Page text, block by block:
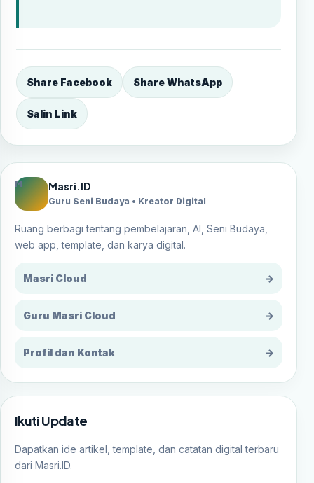
Share Facebook Share WhatsApp
Salin Link
M Masri.ID
Guru Seni Budaya • Kreator Digital
Ruang berbagi tentang pembelajaran, AI, Seni Budaya,
web app, template, dan karya digital.
Masri Cloud →
Guru Masri Cloud →
Profil dan Kontak →
Ikuti Update
Dapatkan ide artikel, template, dan catatan digital terbaru
dari Masri.ID.